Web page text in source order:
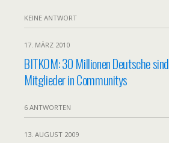
KEINE ANTWORT
17. MÄRZ 2010
BITKOM: 30 Millionen Deutsche sind
Mitglieder in Communitys
6 ANTWORTEN
13. AUGUST 2009